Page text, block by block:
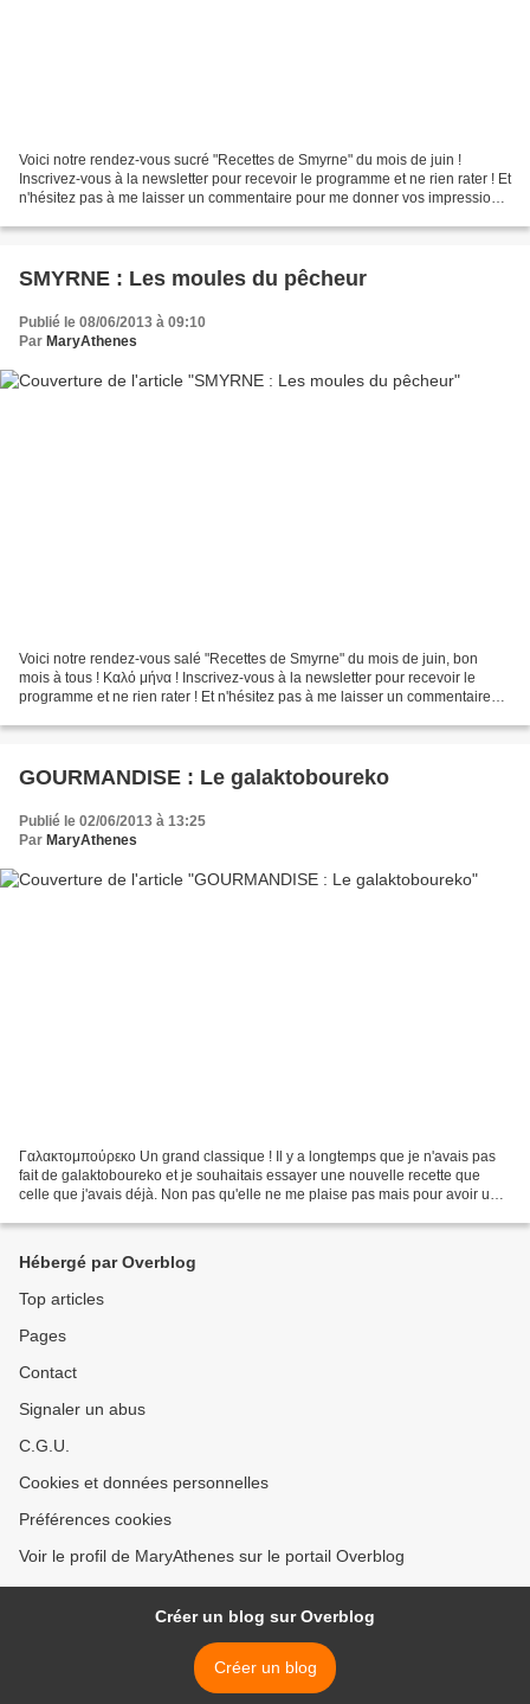
Voici notre rendez-vous sucré "Recettes de Smyrne" du mois de juin !
Inscrivez-vous à la newsletter pour recevoir le programme et ne rien rater ! Et
n'hésitez pas à me laisser un commentaire pour me donner vos impressions
SMYRNE : Les moules du pêcheur
Publié le 08/06/2013 à 09:10
Par MaryAthenes
Voici notre rendez-vous salé "Recettes de Smyrne" du mois de juin, bon
mois à tous ! Καλό μήνα ! Inscrivez-vous à la newsletter pour recevoir le
programme et ne rien rater ! Et n'hésitez pas à me laisser un commentaire
GOURMANDISE : Le galaktoboureko
Publié le 02/06/2013 à 13:25
Par MaryAthenes
Γαλακτομπούρεκο Un grand classique ! Il y a longtemps que je n'avais pas
fait de galaktoboureko et je souhaitais essayer une nouvelle recette que
celle que j'avais déjà. Non pas qu'elle ne me plaise pas mais pour avoir une
Hébergé par Overblog
Top articles
Pages
Contact
Signaler un abus
C.G.U.
Cookies et données personnelles
Préférences cookies
Voir le profil de MaryAthenes sur le portail Overblog
Créer un blog sur Overblog
Créer un blog